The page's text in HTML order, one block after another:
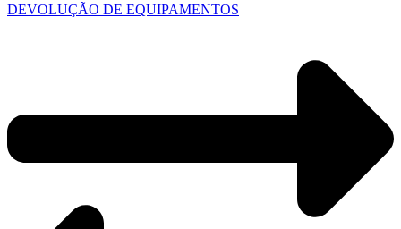
DEVOLUÇÃO DE EQUIPAMENTOS